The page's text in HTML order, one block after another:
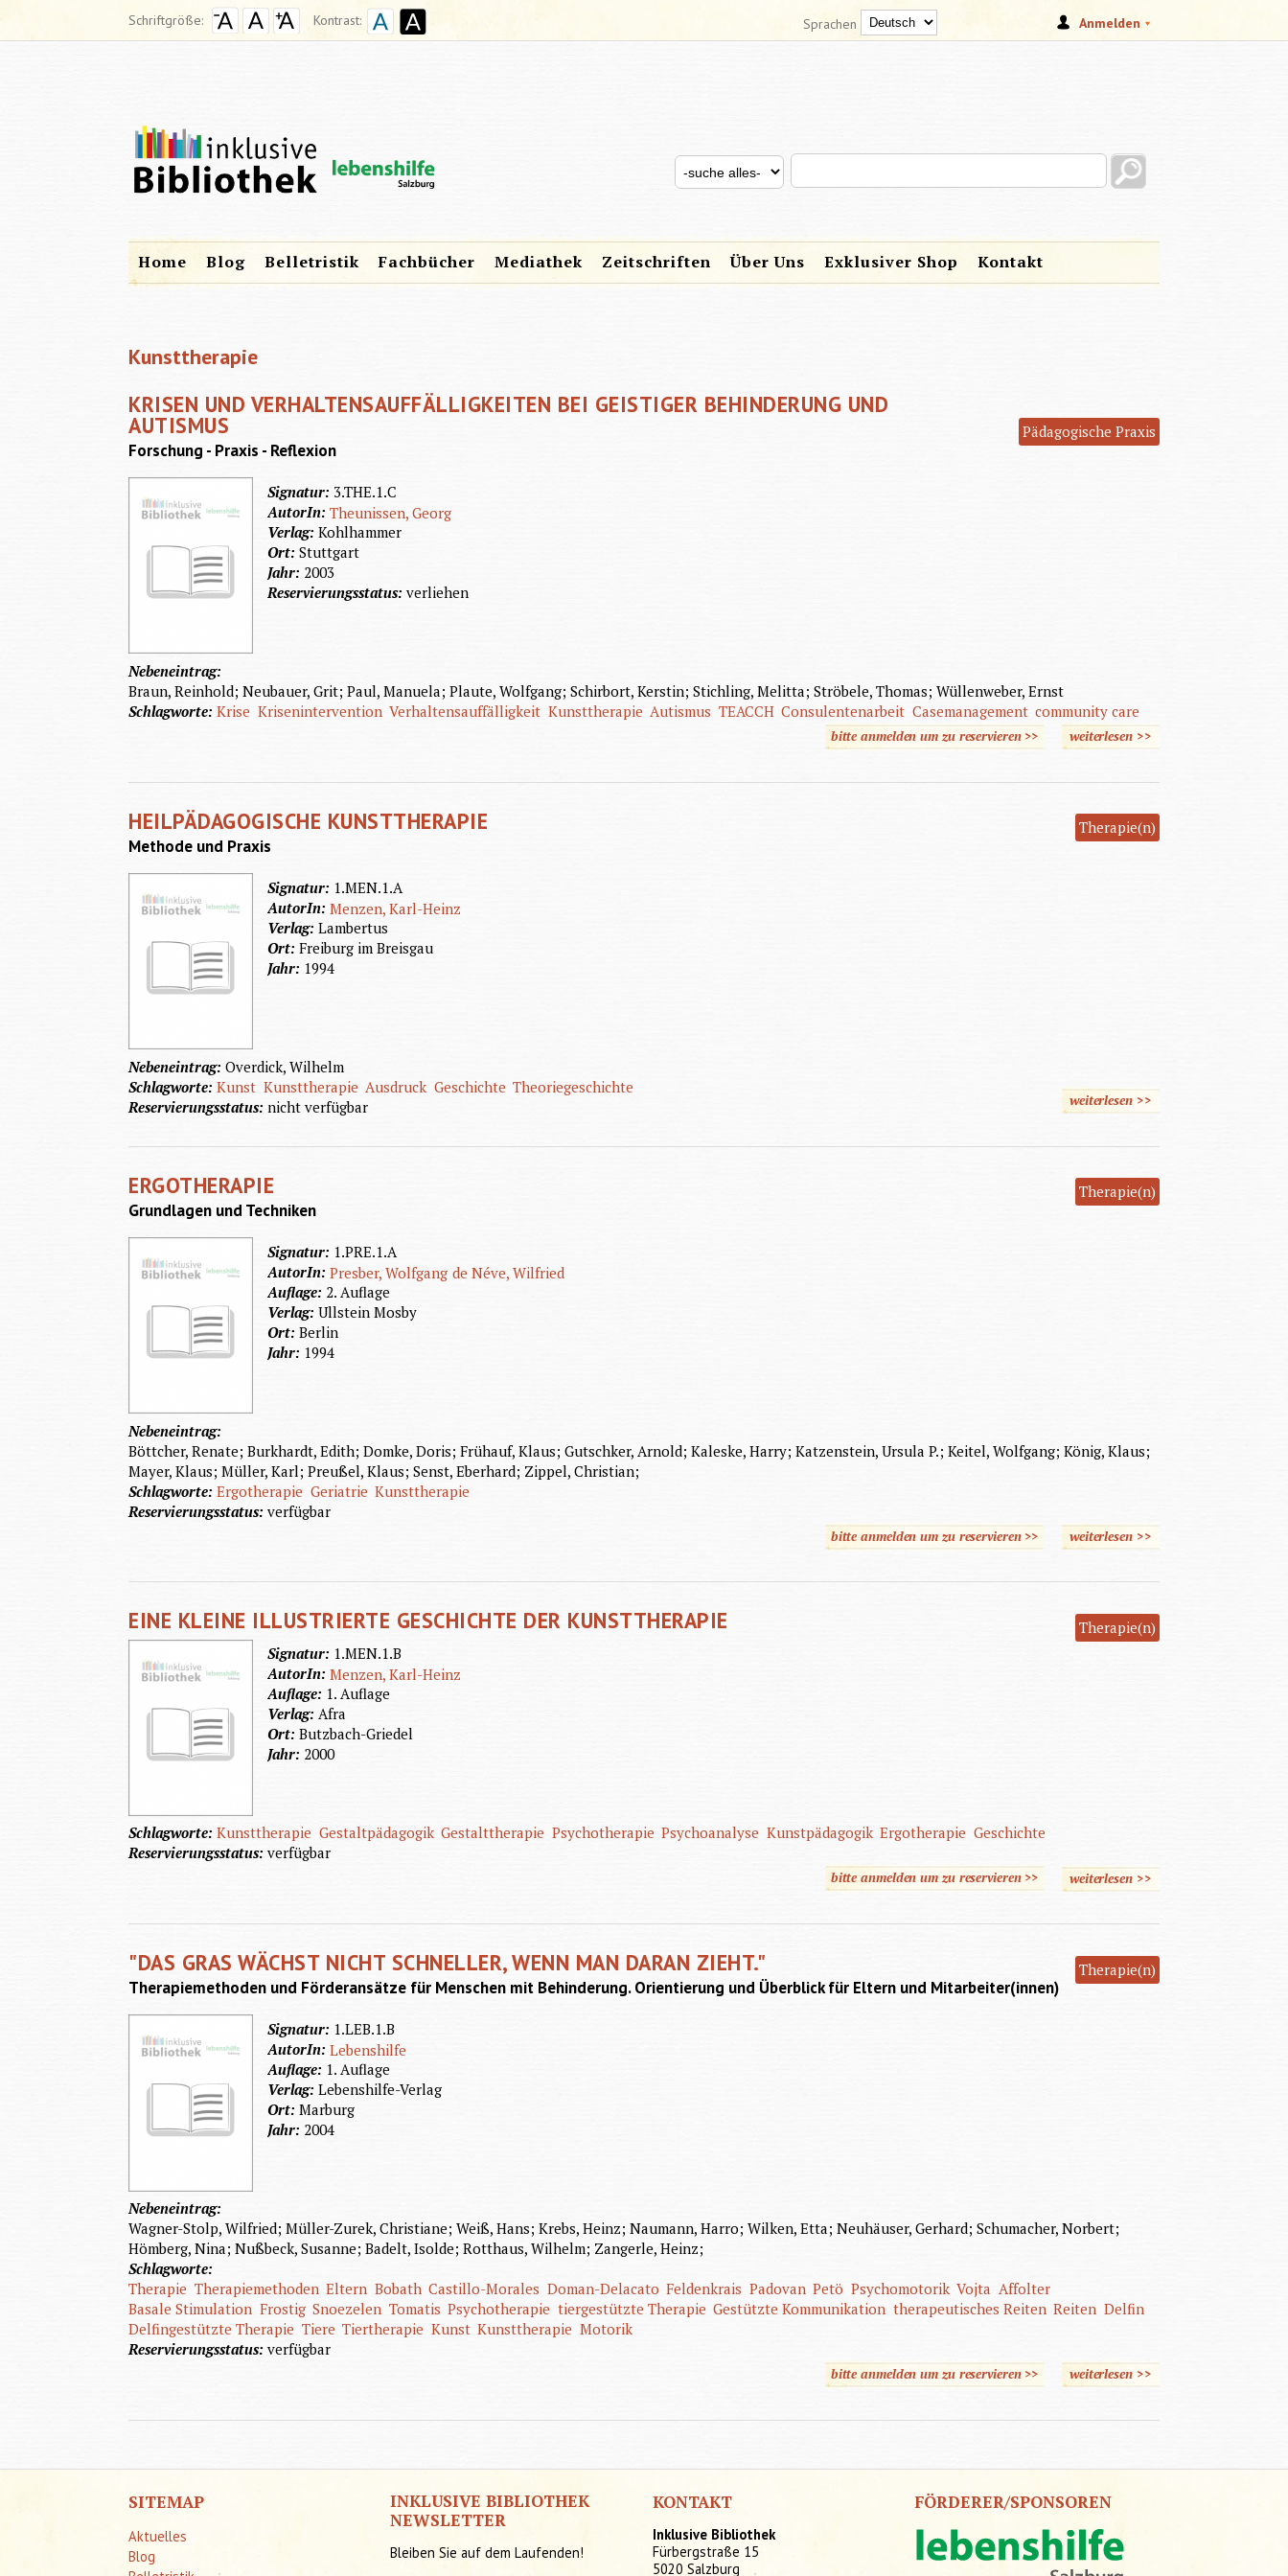
Schriftgröße: Kontrast: Anmelden
Sprachen
SUCHFORMULAR
Search this site
Search for
Home Blog Belletristik Fachbücher Mediathek Zeitschriften Über Uns Exklusiver Shop Kontakt
Kunsttherapie
KRISEN UND VERHALTENSAUFFÄLLIGKEITEN BEI GEISTIGER BEHINDERUNG UND
AUTISMUS Pädagogische Praxis
Forschung - Praxis - Reflexion
Signatur: 3.THE.1.C
AutorIn:Theunissen, Georg
Verlag:Kohlhammer
Ort:Stuttgart
Jahr: 2003
Reservierungsstatus:verliehen
Nebeneintrag:
Braun, Reinhold; Neubauer, Grit; Paul, Manuela; Plaute, Wolfgang; Schirbort, Kerstin; Stichling, Melitta; Ströbele, Thomas; Wüllenweber, Ernst
Schlagworte:Krise Krisenintervention Verhaltensauffälligkeit Kunsttherapie Autismus TEACCH Consulentenarbeit Casemanagement community care
bitte anmelden um zu reservieren >> weiterlesen>>
HEILPÄDAGOGISCHE KUNSTTHERAPIE Therapie(n)
Methode und Praxis
Signatur: 1.MEN.1.A
AutorIn:Menzen, Karl-Heinz
Verlag:Lambertus
Ort:Freiburg im Breisgau
Jahr: 1994
Nebeneintrag:Overdick, Wilhelm
Schlagworte:Kunst Kunsttherapie Ausdruck Geschichte Theoriegeschichte
Reservierungsstatus:nicht verfügbar weiterlesen
über Heilpädagogische
>>
ERGOTHERAPIE Therapie(n)
Grundlagen und Techniken
Signatur: 1.PRE.1.A
AutorIn:Presber, Wolfgang de Néve, Wilfried
Auflage: 2. Auflage
Verlag:Ullstein Mosby
Ort:Berlin
Jahr: 1994
Nebeneintrag:
Böttcher, Renate; Burkhardt, Edith; Domke, Doris; Frühauf, Klaus; Gutschker, Arnold; Kaleske, Harry; Katzenstein, Ursula P.; Keitel, Wolfgang; König, Klaus;
Mayer, Klaus; Müller, Karl; Preußel, Klaus; Senst, Eberhard; Zippel, Christian;
Schlagworte:Ergotherapie Geriatrie Kunsttherapie
Reservierungsstatus:verfügbar
bitte anmelden um zu reservieren >> weiterlesenüber Ergotherapie
>>
EINE KLEINE ILLUSTRIERTE GESCHICHTE DER KUNSTTHERAPIE
Therapie(n)
Signatur: 1.MEN.1.B
AutorIn:Menzen, Karl-Heinz
Auflage: 1. Auflage
Verlag:Afra
Ort:Butzbach-Griedel
Jahr: 2000
Schlagworte:Kunsttherapie Gestaltpädagogik Gestalttherapie Psychotherapie Psychoanalyse Kunstpädagogik Ergotherapie Geschichte
Reservierungsstatus:verfügbar
bitte anmelden um zu reservieren >> weiterlesenüber Eine kleine illustrierte
>>
"DAS GRAS WÄCHST NICHT SCHNELLER, WENN MAN DARAN ZIEHT." Therapie(n)
Therapiemethoden und Förderansätze für Menschen mit Behinderung. Orientierung und Überblick für Eltern und Mitarbeiter(innen)
Signatur: 1.LEB.1.B
AutorIn:Lebenshilfe
Auflage: 1. Auflage
Verlag:Lebenshilfe-Verlag
Ort:Marburg
Jahr: 2004
Nebeneintrag:
Wagner-Stolp, Wilfried; Müller-Zurek, Christiane; Weiß, Hans; Krebs, Heinz; Naumann, Harro; Wilken, Etta; Neuhäuser, Gerhard; Schumacher, Norbert;
Hömberg, Nina; Nußbeck, Susanne; Badelt, Isolde; Rotthaus, Wilhelm; Zangerle, Heinz;
Schlagworte:
Therapie Therapiemethoden Eltern Bobath Castillo-Morales Doman-Delacato Feldenkrais Padovan Petö Psychomotorik Vojta Affolter
Basale Stimulation Frostig Snoezelen Tomatis Psychotherapie tiergestützte Therapie Gestützte Kommunikation therapeutisches Reiten Reiten Delfin
Delfingestützte Therapie Tiere Tiertherapie Kunst Kunsttherapie Motorik
Reservierungsstatus:verfügbar
bitte anmelden um zu reservieren >> weiterlesen
über "Das Gras wächst
>>
SITEMAP
Aktuelles
Blog
INKLUSIVE BIBLIOTHEK
NEWSLETTER
Bleiben Sie auf dem Laufenden!
KONTAKT
Inklusive Bibliothek
Fürbergstraße 15
5020 Salzburg
FÖRDERER/SPONSOREN